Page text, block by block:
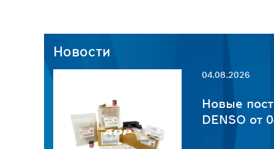
Новости
04.08.2026
Новые
DENSO от